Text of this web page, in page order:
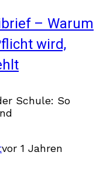
– Warum
wird,
vor 1 Jahren